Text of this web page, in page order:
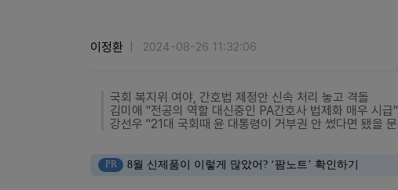
이정환 2024-08-26 11:32:06
국회 복지위 여야, 간호법 제정안 신속 처리 놓고 격돌
김미애 "전공의 역할 대신중인 PA간호사 법제화 매우 시급"
강선우 "21대 국회때 윤 대통령이 거부권 안 썼다면 됐을
PR 8월 신제품이 이렇게 많았어? ‘팜노트’ 확인하기